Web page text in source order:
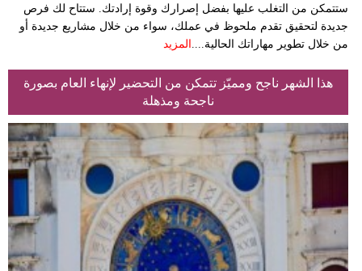
ستتمكن من التغلب عليها بفضل إصرارك وقوة إرادتك. ستتاح لك فرص
جديدة لتحقيق تقدم ملحوظ في عملك، سواء من خلال مشاريع جديدة أو
من خلال تطوير مهاراتك الحالية.... المزيد
هذا الشهر ناجح ومميّز تتمكن من التحضير لإنهاء العام بصورة
ناجحة ومذهلة